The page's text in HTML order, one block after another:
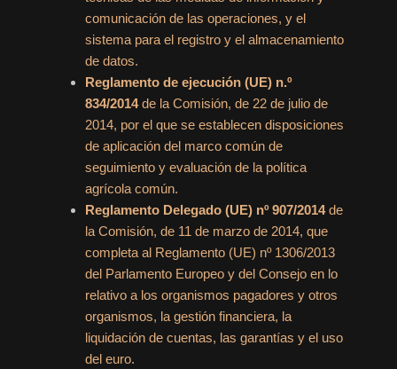
comunicación de las operaciones, y el
sistema para el registro y el almacenamiento
de datos.
Reglamento de ejecución (UE) n.º
834/2014 de la Comisión, de 22 de julio de
2014, por el que se establecen disposiciones
de aplicación del marco común de
seguimiento y evaluación de la política
agrícola común.
Reglamento Delegado (UE) nº 907/2014 de
la Comisión, de 11 de marzo de 2014, que
completa al Reglamento (UE) nº 1306/2013
del Parlamento Europeo y del Consejo en lo
relativo a los organismos pagadores y otros
organismos, la gestión financiera, la
liquidación de cuentas, las garantías y el uso
del euro.